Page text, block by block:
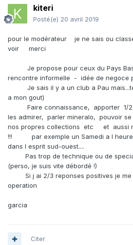
kiteri
Posté(e) 20 avril 2019
pour le modérateur je ne sais ou
voir merci
Je propose pour ceux du Pays
rencontre informelle - idée de
Je sais il y a un club a Pau
a mon gout)
Faire connaissance, apporter 1/2
les admirer, parler mineralo, pouvoir se
nos propres collections etc et aussi
!!! par exemple un Samedi a l heure
dans l esprit sud-ouest....
Pas trop de technique ou de
(perso, je suis vite débordé !)
Si j ai 2/3 reponses positives je me
operation
garcia
Citer